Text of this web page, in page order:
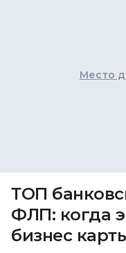
Место
ТОП
ФЛП: когда
бизнес